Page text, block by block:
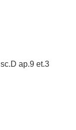
ap.9 et.3